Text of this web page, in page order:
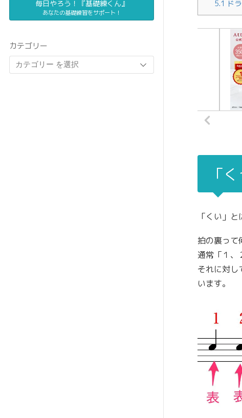
毎日やろう！『基礎練くん』
あなたの基礎練習をサポート！
カテゴリー
5.1 ド
「
「くい」
拍の裏っ
通常「１、
それに対し
います。